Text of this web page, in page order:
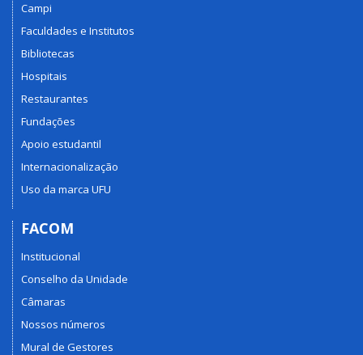
Campi
Faculdades e Institutos
Bibliotecas
Hospitais
Restaurantes
Fundações
Apoio estudantil
Internacionalização
Uso da marca UFU
FACOM
Institucional
Conselho da Unidade
Câmaras
Nossos números
Mural de Gestores